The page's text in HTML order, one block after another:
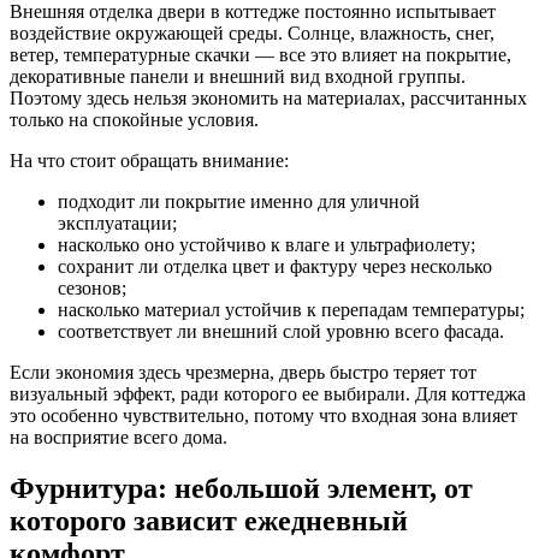
Внешняя отделка двери в коттедже постоянно испытывает
воздействие окружающей среды. Солнце, влажность, снег,
ветер, температурные скачки — все это влияет на покрытие,
декоративные панели и внешний вид входной группы.
Поэтому здесь нельзя экономить на материалах, рассчитанных
только на спокойные условия.
На что стоит обращать внимание:
подходит ли покрытие именно для уличной
эксплуатации;
насколько оно устойчиво к влаге и ультрафиолету;
сохранит ли отделка цвет и фактуру через несколько
сезонов;
насколько материал устойчив к перепадам температуры;
соответствует ли внешний слой уровню всего фасада.
Если экономия здесь чрезмерна, дверь быстро теряет тот
визуальный эффект, ради которого ее выбирали. Для коттеджа
это особенно чувствительно, потому что входная зона влияет
на восприятие всего дома.
Фурнитура: небольшой элемент, от
которого зависит ежедневный